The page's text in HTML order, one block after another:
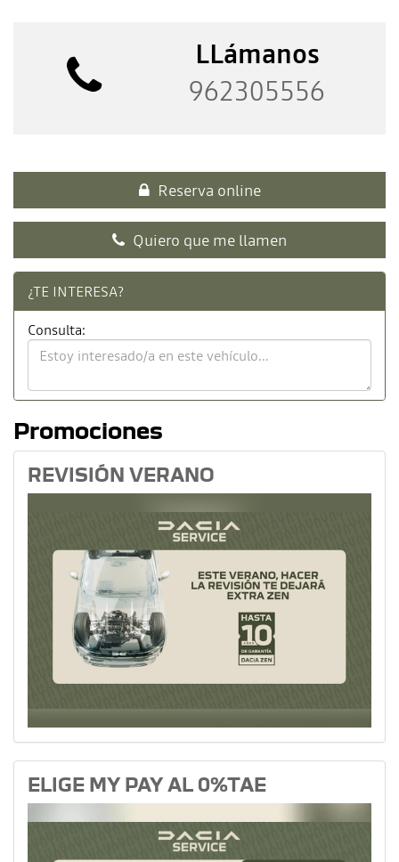
LLámanos
962305556
Reserva online
Quiero que me llamen
¿TE INTERESA?
Consulta:
Promociones
REVISIÓN VERANO
ELIGE MY PAY AL 0%TAE